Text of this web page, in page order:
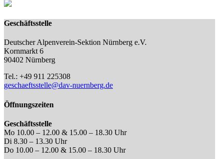
Geschäftsstelle
Deutscher Alpenverein-Sektion Nürnberg e.V.
Kornmarkt 6
90402 Nürnberg
Tel.: +49 911 225308
geschaeftsstelle@dav-nuernberg.de
Öffnungszeiten
Geschäftsstelle
Mo 10.00 – 12.00 & 15.00 – 18.30 Uhr
Di 8.30 – 13.30 Uhr
Do 10.00 – 12.00 & 15.00 – 18.30 Uhr